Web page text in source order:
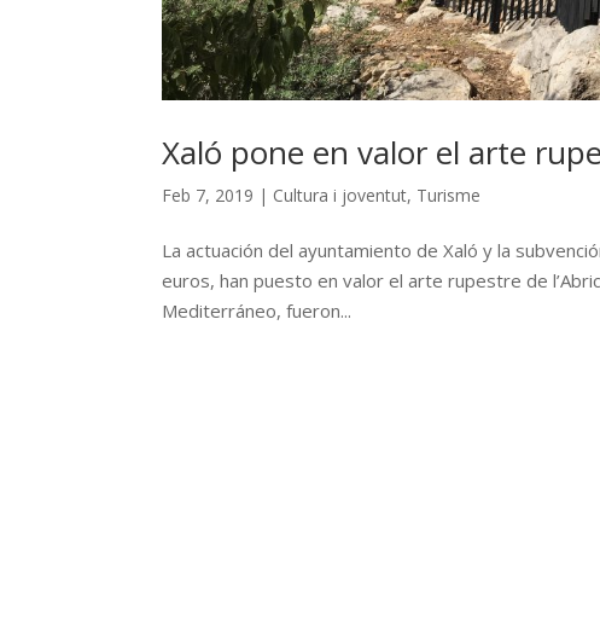
Xaló pone en valor el arte
Feb 7, 2019 | Cultura i joventut, Turisme
La actuación del ayuntamiento de Xaló y la
euros, han puesto en valor el arte rupestre de
Mediterráneo, fueron...